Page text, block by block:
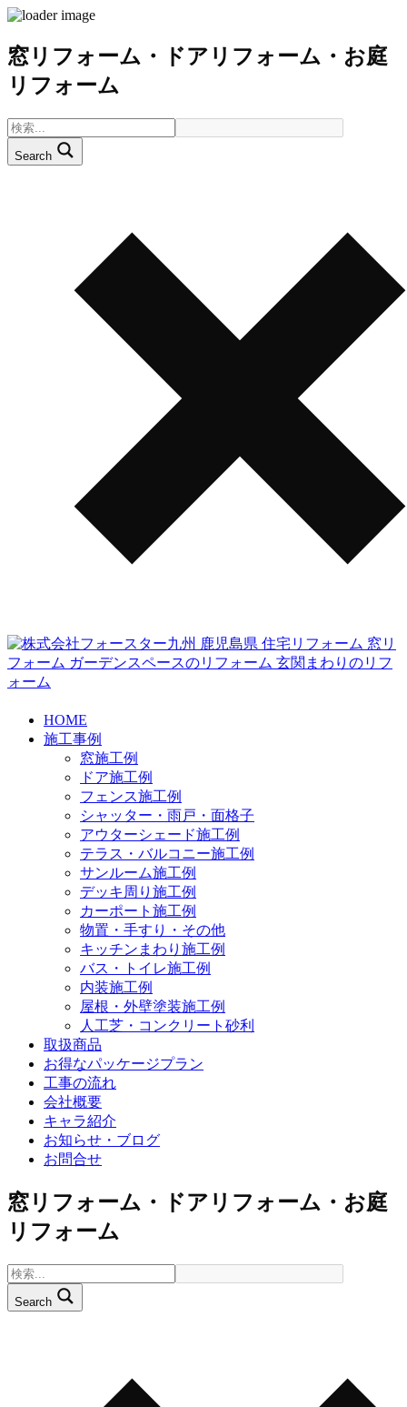
窓リフォーム・ドアリフォーム・お庭
リフォーム
Search
HOME
施工事例
窓施工例
ドア施工例
フェンス施工例
シャッター・雨戸・面格子
アウターシェード施工例
テラス・バルコニー施工例
サンルーム施工例
デッキ周り施工例
カーポート施工例
物置・手すり・その他
キッチンまわり施工例
バス・トイレ施工例
内装施工例
屋根・外壁塗装施工例
人工芝・コンクリート砂利
取扱商品
お得なパッケージプラン
工事の流れ
会社概要
キャラ紹介
お知らせ・ブログ
お問合せ
窓リフォーム・ドアリフォーム・お庭
リフォーム
Search